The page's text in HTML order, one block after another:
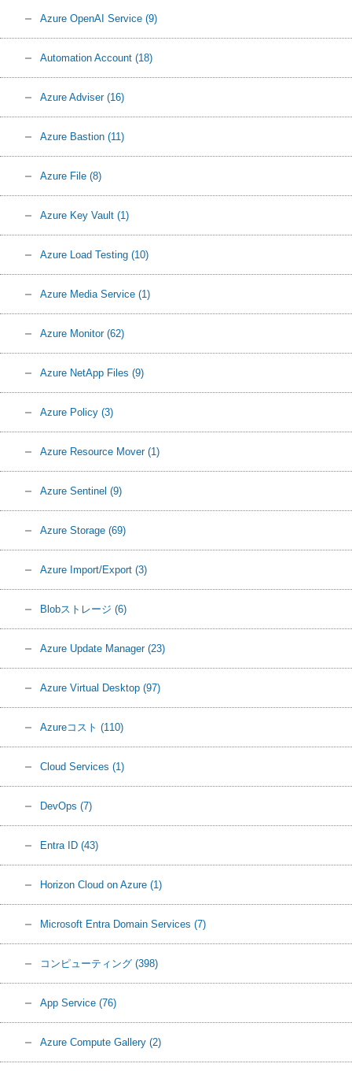
Azure OpenAI Service (9)
Automation Account (18)
Azure Adviser (16)
Azure Bastion (11)
Azure File (8)
Azure Key Vault (1)
Azure Load Testing (10)
Azure Media Service (1)
Azure Monitor (62)
Azure NetApp Files (9)
Azure Policy (3)
Azure Resource Mover (1)
Azure Sentinel (9)
Azure Storage (69)
Azure Import/Export (3)
Blobストレージ (6)
Azure Update Manager (23)
Azure Virtual Desktop (97)
Azureコスト (110)
Cloud Services (1)
DevOps (7)
Entra ID (43)
Horizon Cloud on Azure (1)
Microsoft Entra Domain Services (7)
コンピューティング (398)
App Service (76)
Azure Compute Gallery (2)